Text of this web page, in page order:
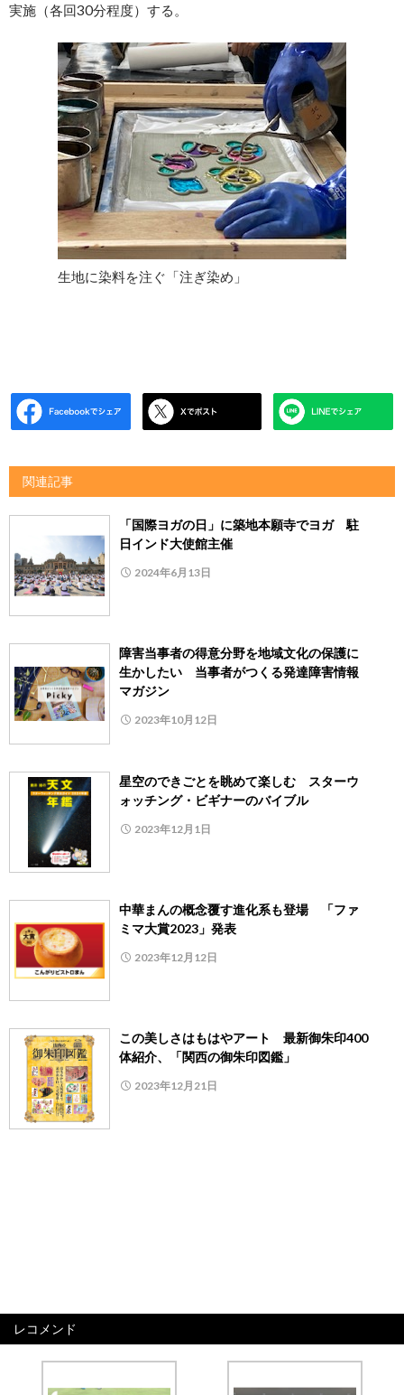
実施（各回30分程度）する。
生地に染料を注ぐ「注ぎ染め」
関連記事
「国際ヨガの日」に築地本願寺でヨガ 駐
日インド大使館主催
2024年6月13日
障害当事者の得意分野を地域文化の保護に
生かしたい 当事者がつくる発達障害情報
マガジン
2023年10月12日
星空のできごとを眺めて楽しむ スターウ
ォッチング・ビギナーのバイブル
2023年12月1日
中華まんの概念覆す進化系も登場 「ファ
ミマ大賞2023」発表
2023年12月12日
この美しさはもはやアート 最新御朱印400
体紹介、「関西の御朱印図鑑」
2023年12月21日
レコメンド